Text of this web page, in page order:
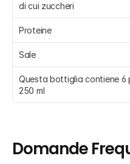
di cui zuccheri
Proteine
Sale
Questa bottiglia contiene 6
250 ml
Domande